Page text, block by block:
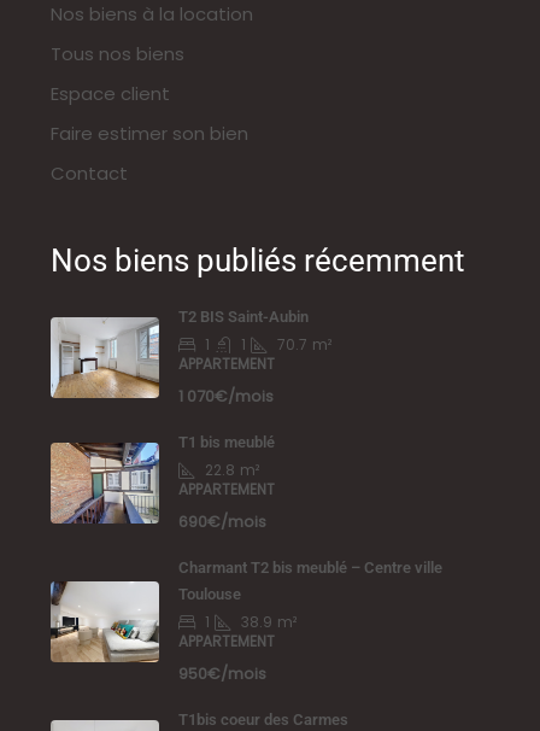
Nos biens à la location
Tous nos biens
Espace client
Faire estimer son bien
Contact
Nos biens publiés récemment
T2 BIS Saint-Aubin
1 1 70.7 m²
APPARTEMENT
1 070€/mois
T1 bis meublé
22.8 m²
APPARTEMENT
690€/mois
Charmant T2 bis meublé – Centre ville
Toulouse
1 38.9 m²
APPARTEMENT
950€/mois
T1bis coeur des Carmes